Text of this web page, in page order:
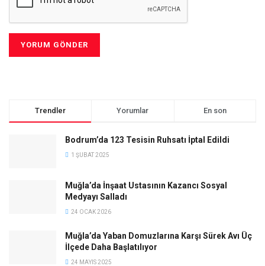
Trendler Yorumlar En son
Bodrum’da 123 Tesisin Ruhsatı İptal Edildi
1 ŞUBAT 2025
Muğla’da İnşaat Ustasının Kazancı Sosyal
Medyayı Salladı
24 OCAK 2026
Muğla’da Yaban Domuzlarına Karşı Sürek Avı Üç
İlçede Daha Başlatılıyor
24 MAYIS 2025